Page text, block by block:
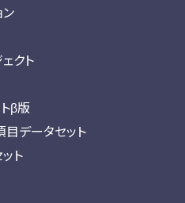
ン
クト
β版
目データセット
ト